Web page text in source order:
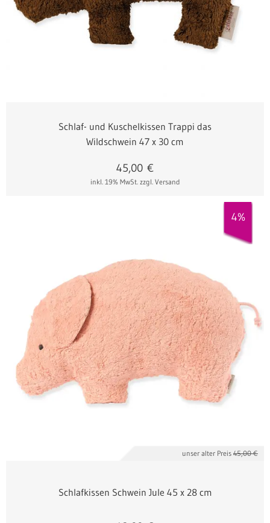
Schlaf- und Kuschelkissen Trappi das
Wildschwein 47 x 30 cm
inkl. 19% MwSt. zzgl. Versand
45,00 €
unser alter Preis 45,00 €
Schlafkissen Schwein Jule 45 x 28 cm
4%